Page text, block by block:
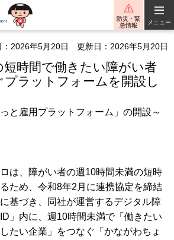
防災・緊
急情報
メニュー
2026年5月20日 更新日：2026年5月20日
短時間で働きたい障がい者
プラットフォームを開設し
と雇用プラットフォーム」の開設～
は、障がい者の週10時間未満の短時
ため、令和8年2月に連携協定を締結
基づき、同社が運営するデジタル障
」内に、週10時間未満で「働きたい
たい企業」をつなぐ「かながわちょ